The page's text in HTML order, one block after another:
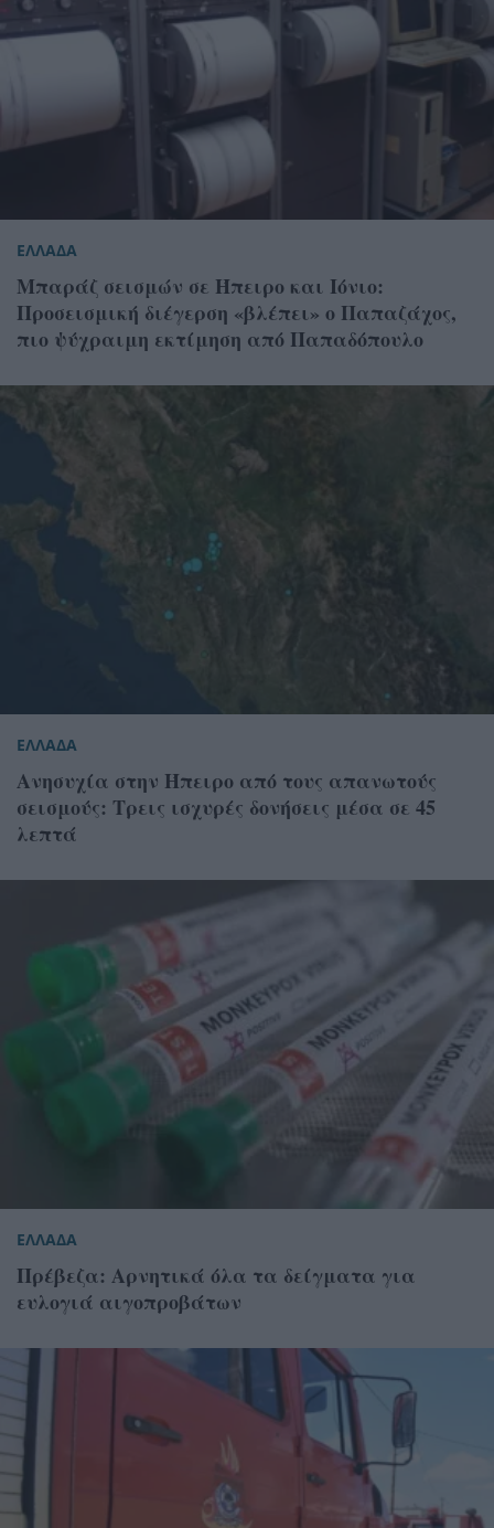
ΕΛΛΑΔΑ
Μπαράζ σεισμών σε Ήπειρο και Ιόνιο:
Προσεισμική διέγερση «βλέπει» ο Παπαζάχος,
πιο ψύχραιμη εκτίμηση από Παπαδόπουλο
ΕΛΛΑΔΑ
Ανησυχία στην Ήπειρο από τους απανωτούς
σεισμούς: Τρεις ισχυρές δονήσεις μέσα σε 45
λεπτά
ΕΛΛΑΔΑ
Πρέβεζα: Αρνητικά όλα τα δείγματα για
ευλογιά αιγοπροβάτων